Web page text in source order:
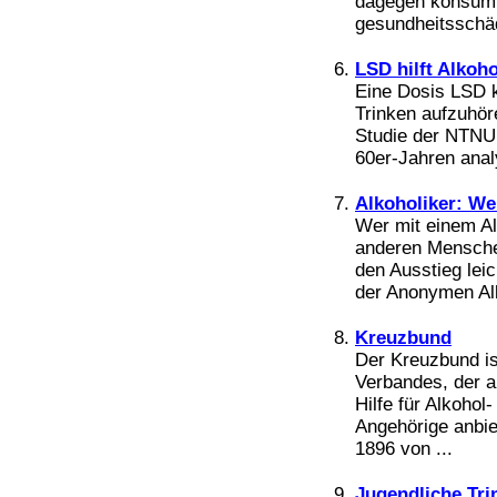
LSD hilft
Eine Dosis LSD
Trinken
Studie der
60er-Jahren
Alkoholiker:
Wer mit einem
anderen
den Ausstieg
der Anonymen
Kreuzbund
Der Kreuzbund
Verbandes, der
Hilfe für
Angehörige
1896 von ...